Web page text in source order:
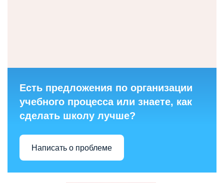
Есть предложения по организации
учебного процесса или знаете, как
сделать школу лучше?
Написать о проблеме